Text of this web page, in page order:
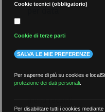
per data
più recenti
meno recenti
Cookie tecnici (obbligatorio)
Cookie di terze parti
SALVA LE MIE PREFERENZE
Per saperne di più su cookies e
protezione dei dati personali
Per disabilitare tutti i cookies